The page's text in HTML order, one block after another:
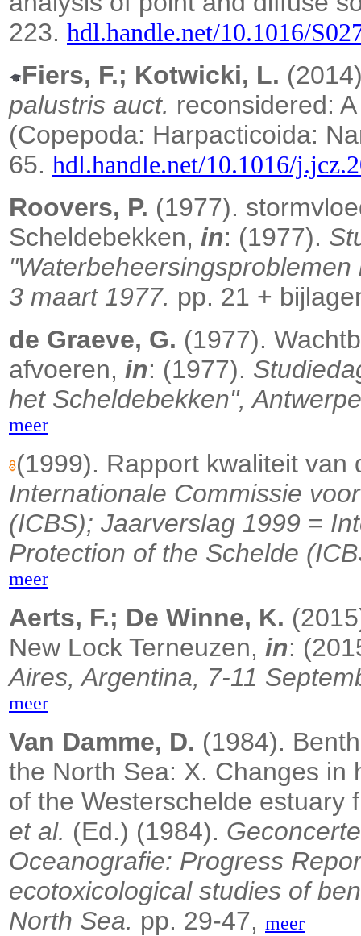
223. hdl.handle.net/10.1016/
Fiers, F.; Kotwicki, L.
palustris auct. reconsidered:
(Copepoda: Harpacticoida:
65. hdl.handle.net/10.1016/
Roovers, P. (1977).
Scheldebekken, in: (1977).
3 maart 1977. pp. 21 +
de Graeve, G. (1977).
afvoeren, in: (1977).
het Scheldebekken",
meer
(1999). Rapport kwaliteit
Internationale Commissie
(ICBS); Jaarverslag 1999 =
Protection of the Schelde
meer
Aerts, F.; De Winne, K.
New Lock Terneuzen, in:
Aires, Argentina, 7-11
meer
Van Damme, D. (1984).
the North Sea: X. Changes in
of the Westerschelde estuary
et al. (Ed.) (1984).
Oceanografie: Progress
ecotoxicological studies of
North Sea. pp. 29-47, meer